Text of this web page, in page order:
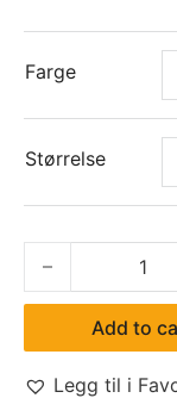
Farge
Størrelse
Astor Tunic
Add to
Legg til i